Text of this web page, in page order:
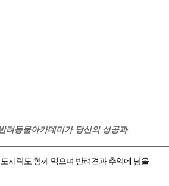
려동물아카데미가 당신의 성공과
시락도 함께 먹으며 반려견과 추억에 남을